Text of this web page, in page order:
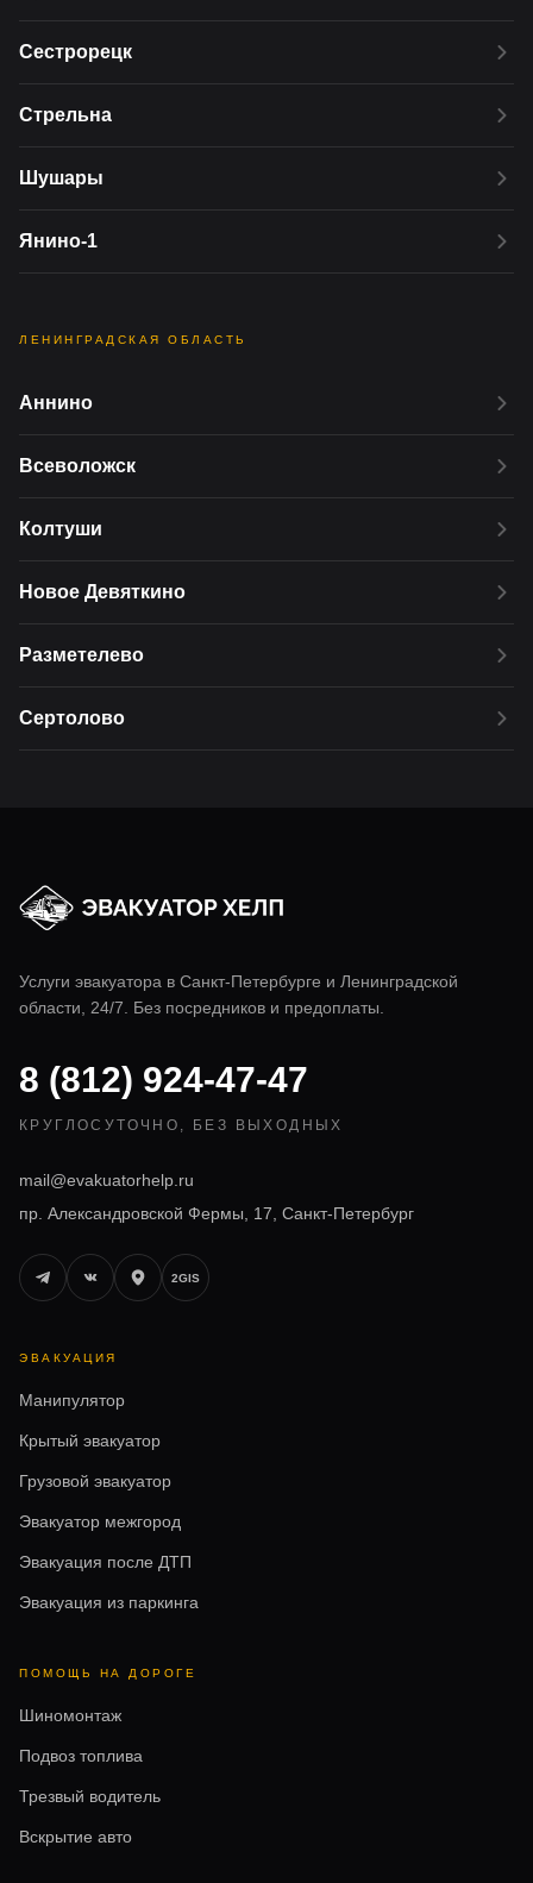
Сестрорецк
Стрельна
Шушары
Янино-1
ЛЕНИНГРАДСКАЯ ОБЛАСТЬ
Аннино
Всеволожск
Колтуши
Новое Девяткино
Разметелево
Сертолово
Услуги эвакуатора в Санкт-Петербурге и Ленинградской
области, 24/7. Без посредников и предоплаты.
8 (812) 924-47-47
КРУГЛОСУТОЧНО, БЕЗ ВЫХОДНЫХ
mail@evakuatorhelp.ru
пр. Александровской Фермы, 17, Санкт-Петербург
2GIS
ЭВАКУАЦИЯ
Манипулятор
Крытый эвакуатор
Грузовой эвакуатор
Эвакуатор межгород
Эвакуация после ДТП
Эвакуация из паркинга
ПОМОЩЬ НА ДОРОГЕ
Шиномонтаж
Подвоз топлива
Трезвый водитель
Вскрытие авто